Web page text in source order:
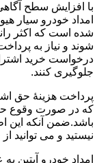
با افزایش سطح
امداد خودرو سیار
شده است که اکثر
شوند و نیاز به
درخواست خرید
جلوگیری کنند.
پرداخت هزینۀ حق
که در صورت وقوع
باشد.ضمن آنکه این
نیستید و می توانید
امداد خودرو آبتین